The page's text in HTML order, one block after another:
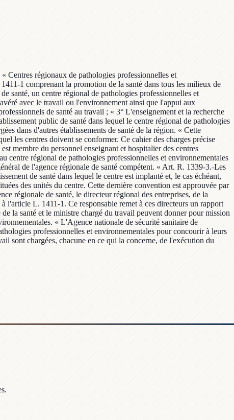
régionaux de pathologies professionnelles et
1 comprenant la promotion de la santé dans tous les milieux de
santé, un centre régional de pathologies professionnelles et
avec le travail ou l'environnement ainsi que l'appui aux
de santé au travail ; « 3° L'enseignement et la recherche
public de santé dans lequel le centre régional de pathologies
dans d'autres établissements de santé de la région. « Cette
les centres doivent se conformer. Ce cahier des charges précise
membre du personnel enseignant et hospitalier des centres
centre régional de pathologies professionnelles et environnementales
de l'agence régionale de santé compétent. « Art. R. 1339-3.-Les
de santé dans lequel le centre est implanté et, le cas échéant,
des unités du centre. Cette dernière convention est approuvée par
régionale de santé, le directeur régional des entreprises, de la
l'article L. 1411-1. Ce responsable remet à ces directeurs un rapport
la santé et le ministre chargé du travail peuvent donner pour mission
« L'Agence nationale de sécurité sanitaire de
professionnelles et environnementales pour concourir à leurs
sont chargées, chacune en ce qui la concerne, de l'exécution du